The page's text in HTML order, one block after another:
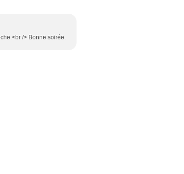
/> Bonne soirée.